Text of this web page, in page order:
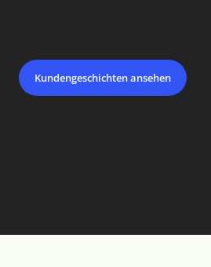
Kundengeschichten ansehen